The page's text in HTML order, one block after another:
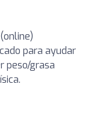
para ayudar
peso/grasa